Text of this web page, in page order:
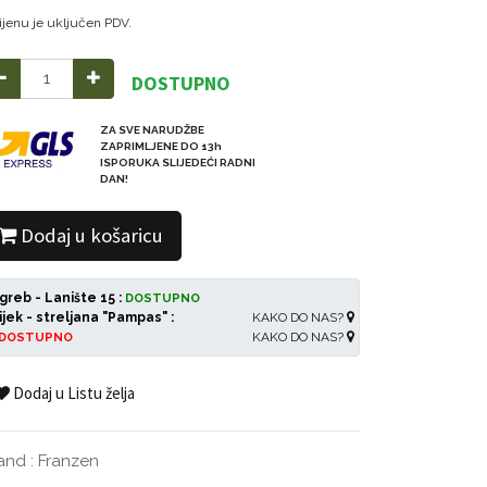
je uključen PDV.
DOSTUPNO
ZA SVE NARUDŽBE
ZAPRIMLJENE DO 13h
ISPORUKA SLIJEDEĆI RADNI
DAN!
Dodaj u košaricu
- Lanište 15 : DOSTUPNO
KAKO DO NAS?
- streljana "Pampas" :
KAKO DO NAS?
Dodaj u Listu želja
: Franzen